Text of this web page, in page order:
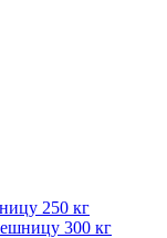
250 кг
300 кг